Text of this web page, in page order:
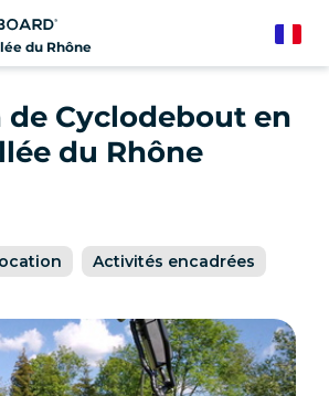
du Rhône
de Cyclodebout en
du Rhône
Activités encadrées